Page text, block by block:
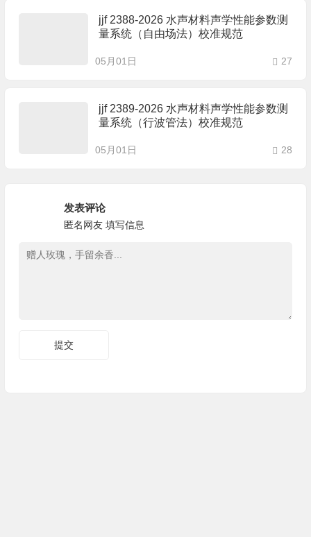
jjf 2388-2026 水声材料声学性能参数测
量系统（自由场法）校准规范
05月01日 27
jjf 2389-2026 水声材料声学性能参数测
量系统（行波管法）校准规范
05月01日 28
发表评论
匿名网友 填写信息